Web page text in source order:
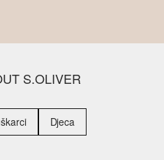
S.OLIVER
Djeca